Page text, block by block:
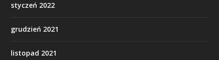
styczeń 2022
grudzień 2021
listopad 2021